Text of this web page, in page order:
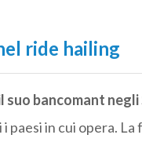
ride hailing
suo bancomant
paesi in cui opera.